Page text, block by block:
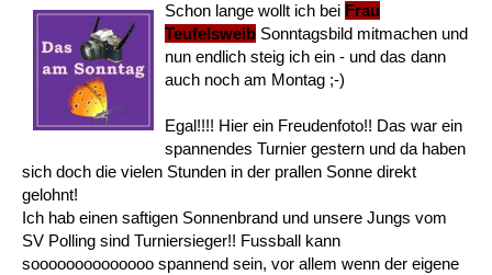
Schon lange wollt ich bei Frau
Teufelsweib Sonntagsbild mitmachen und
nun endlich steig ich ein - und das dann
auch noch am Montag ;-)
Egal!!!! Hier ein Freudenfoto!! Das war ein
spannendes Turnier gestern und da haben
sich doch die vielen Stunden in der prallen Sonne direkt
gelohnt!
Ich hab einen saftigen Sonnenbrand und unsere Jungs vom
SV Polling sind Turniersieger!! Fussball kann
soooooooooooooo spannend sein, vor allem wenn der eigene